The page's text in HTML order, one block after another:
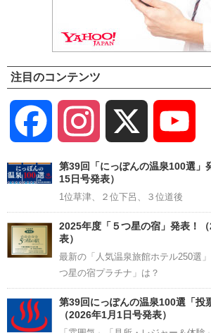
注目のコンテンツ
Facebook Instagram
第39回「にっぽんの温泉100選」
15日号発表）
1位草津、２位下呂、３位道後
2025年度「５つ星の宿」発表！
表）
最新の「人気温泉旅館ホテル250選
つ星の宿プラチナ」は？
第39回にっぽんの温泉100選「投
（2026年1月1日号発表）